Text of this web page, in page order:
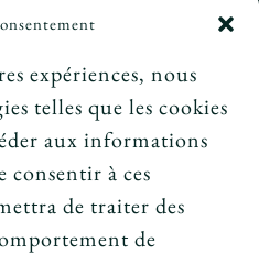
expériences, nous
telles que les cookies
aux informations
consentir à ces
de traiter des
de
une rencontre